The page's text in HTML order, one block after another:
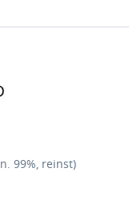
99%, reinst)